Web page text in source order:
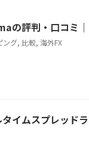
の評判・口コミ
ング, 比較, 海外FX
イムスプレッド